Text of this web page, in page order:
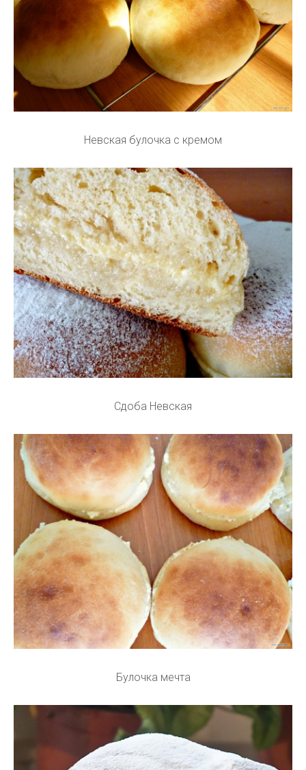
Невская булочка с кремом
Сдоба Невская
Булочка мечта